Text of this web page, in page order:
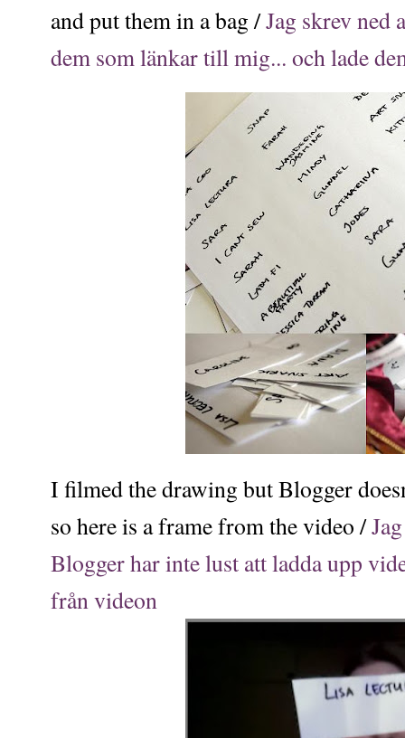
and put them in a bag /Jag skrev ned
dem som länkar till mig... och lade
I filmed the drawing but Blogger
so here is a frame from the video /
Blogger har inte lust att ladda upp
från videon